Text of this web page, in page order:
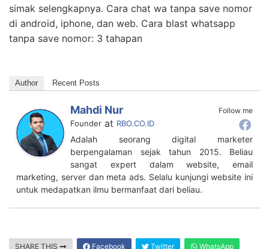
simak selengkapnya. Cara chat wa tanpa save nomor
di android, iphone, dan web. Cara blast whatsapp
tanpa save nomor: 3 tahapan
Author Recent Posts
Follow me
Mahdi Nur
Founder at RBO.CO.ID
Adalah seorang digital marketer
berpengalaman sejak tahun 2015. Beliau
sangat expert dalam website, email
marketing, server dan meta ads. Selalu kunjungi website ini
untuk medapatkan ilmu bermanfaat dari beliau.
SHARE THIS Facebook Twitter WhatsApp